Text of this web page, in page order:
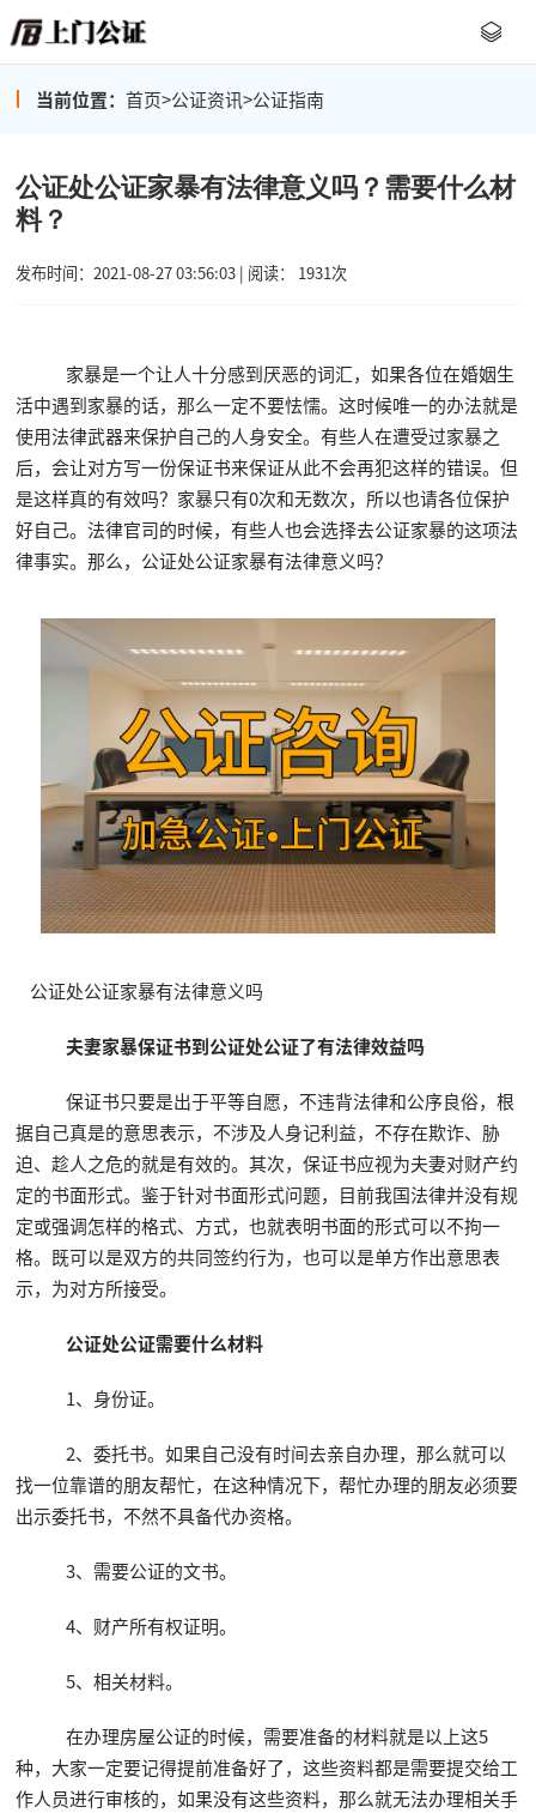
当前位置： 首页>公证资讯>公证指南
公证处公证家暴有法律意义吗？需要什么材
料？
发布时间：2021-08-27 03:56:03 | 阅读： 1931次
家暴是一个让人十分感到厌恶的词汇，如果各位在婚姻生
活中遇到家暴的话，那么一定不要怯懦。这时候唯一的办法就是
使用法律武器来保护自己的人身安全。有些人在遭受过家暴之
后，会让对方写一份保证书来保证从此不会再犯这样的错误。但
是这样真的有效吗？家暴只有0次和无数次，所以也请各位保护
好自己。法律官司的时候，有些人也会选择去公证家暴的这项法
律事实。那么，公证处公证家暴有法律意义吗？
公证处公证家暴有法律意义吗
夫妻家暴保证书到公证处公证了有法律效益吗
保证书只要是出于平等自愿，不违背法律和公序良俗，根
据自己真是的意思表示，不涉及人身记利益，不存在欺诈、胁
迫、趁人之危的就是有效的。其次，保证书应视为夫妻对财产约
定的书面形式。鉴于针对书面形式问题，目前我国法律并没有规
定或强调怎样的格式、方式，也就表明书面的形式可以不拘一
格。既可以是双方的共同签约行为，也可以是单方作出意思表
示，为对方所接受。
公证处公证需要什么材料
1、身份证。
2、委托书。如果自己没有时间去亲自办理，那么就可以
找一位靠谱的朋友帮忙，在这种情况下，帮忙办理的朋友必须要
出示委托书，不然不具备代办资格。
3、需要公证的文书。
4、财产所有权证明。
5、相关材料。
在办理房屋公证的时候，需要准备的材料就是以上这5
种，大家一定要记得提前准备好了，这些资料都是需要提交给工
作人员进行审核的，如果没有这些资料，那么就无法办理相关手